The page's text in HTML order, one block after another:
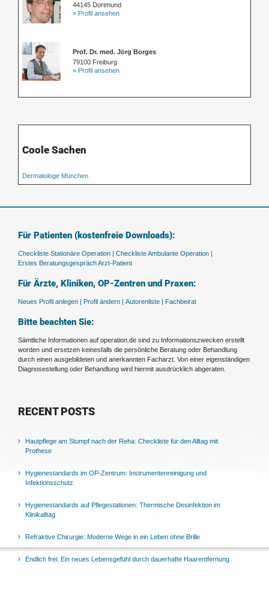
44145 Dortmund
» Profil ansehen
Prof. Dr. med. Jörg Borges
79100 Freiburg
» Profil ansehen
Coole Sachen
Dermatologe München
Für Patienten (kostenfreie Downloads):
Checkliste Stationäre Operation |
Checkliste Ambulante Operation |
Erstes Beratungsgespräch Arzt-Patient
Für Ärzte, Kliniken, OP-Zentren und Praxen:
Neues Profil anlegen | Profil ändern | Autorenliste | Fachbeirat
Bitte beachten Sie:
Sämtliche Informationen auf operation.de sind zu Informationszwecken erstellt
worden und ersetzen keinesfalls die persönliche Beratung oder Behandlung
durch einen ausgebildeten und anerkannten Facharzt. Von einer eigenständigen
Diagnosestellung oder Behandlung wird hiermit ausdrücklich abgeraten.
RECENT POSTS
Hautpflege am Stumpf nach der Reha: Checkliste für den Alltag mit
Prothese
Hygienestandards im OP-Zentrum: Instrumentenreinigung und
Infektionsschutz
Hygienestandards auf Pflegestationen: Thermische Desinfektion im
Klinikalltag
Refraktive Chirurgie: Moderne Wege in ein Leben ohne Brille
Endlich frei: Ein neues Lebensgefühl durch dauerhafte Haarentfernung